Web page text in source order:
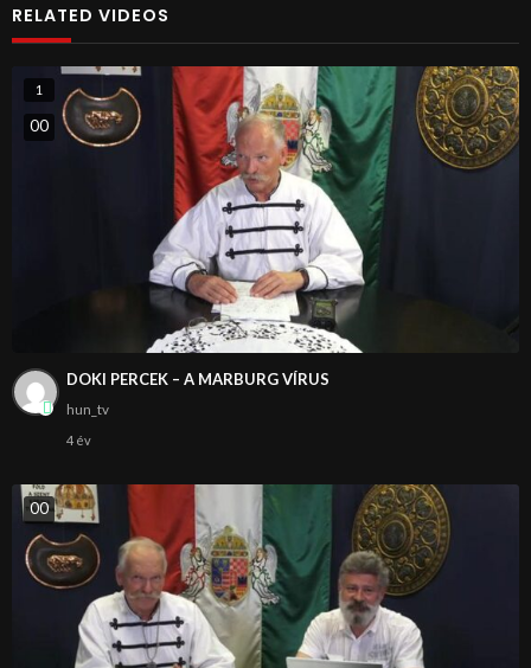
RELATED VIDEOS
1
00
DOKI PERCEK – A MARBURG VÍRUS
hun_tv
4 év
00